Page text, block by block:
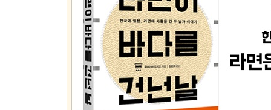
5장 해후 - 1963년의 봄
이탈리아와의 기술협력 / 초대받지 않은 손님 / 실
6장 라면이 바다를 건넌 날
파격적인 기술제휴 / 라면의 사회적 효과 / 전설 속
◆ 에필로그 | 라면, 한국을 날다